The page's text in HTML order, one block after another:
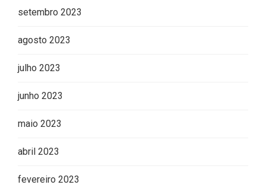
setembro 2023
agosto 2023
julho 2023
junho 2023
maio 2023
abril 2023
fevereiro 2023